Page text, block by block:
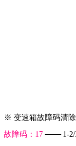
※ 变速箱故障码清除
故障码：17 ─── 1-2/